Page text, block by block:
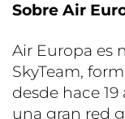
Sobre Air
Air Europa es
SkyTeam,
desde hace
una gran red